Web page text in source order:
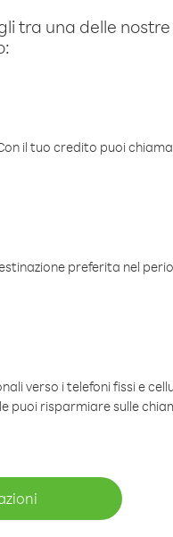
tra una delle
il tuo credito puoi
preferita nel
verso i telefoni fissi e
puoi risparmiare sulle